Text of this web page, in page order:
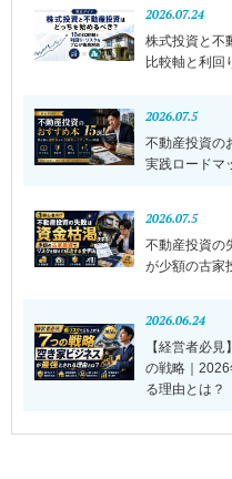
2026.07.24
株式投資と不
比較軸と利回
2026.07.5
不動産投資の
実践ロードマ
2026.07.5
不動産投資の
が少額の古家
2026.06.24
【経営者必
の戦略｜
る理由とは？